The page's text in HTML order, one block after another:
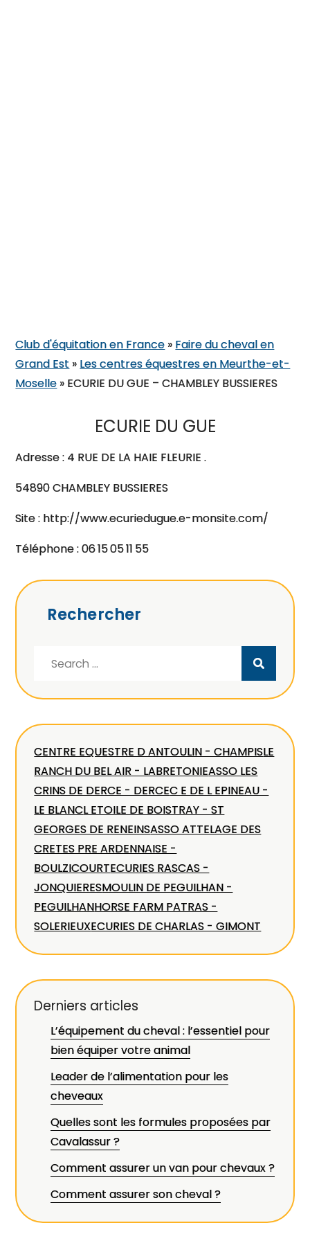
Club d'équitation en France » Faire du cheval en
Grand Est » Les centres équestres en Meurthe-et-
Moselle » ECURIE DU GUE – CHAMBLEY BUSSIERES
ECURIE DU GUE
Adresse : 4 RUE DE LA HAIE FLEURIE .
54890 CHAMBLEY BUSSIERES
Site : http://www.ecuriedugue.e-monsite.com/
Téléphone : 06 15 05 11 55
Rechercher
CENTRE EQUESTRE D ANTOULIN - CHAMPISLE
RANCH DU BEL AIR - LABRETONIEASSO LES
CRINS DE DERCE - DERCEC E DE L EPINEAU -
LE BLANCL ETOILE DE BOISTRAY - ST
GEORGES DE RENEINSASSO ATTELAGE DES
CRETES PRE ARDENNAISE -
BOULZICOURTECURIES RASCAS -
JONQUIERESMOULIN DE PEGUILHAN -
PEGUILHANHORSE FARM PATRAS -
SOLERIEUXECURIES DE CHARLAS - GIMONT
Derniers articles
L’équipement du cheval : l’essentiel pour
bien équiper votre animal
Leader de l’alimentation pour les
cheveaux
Quelles sont les formules proposées par
Cavalassur ?
Comment assurer un van pour chevaux ?
Comment assurer son cheval ?